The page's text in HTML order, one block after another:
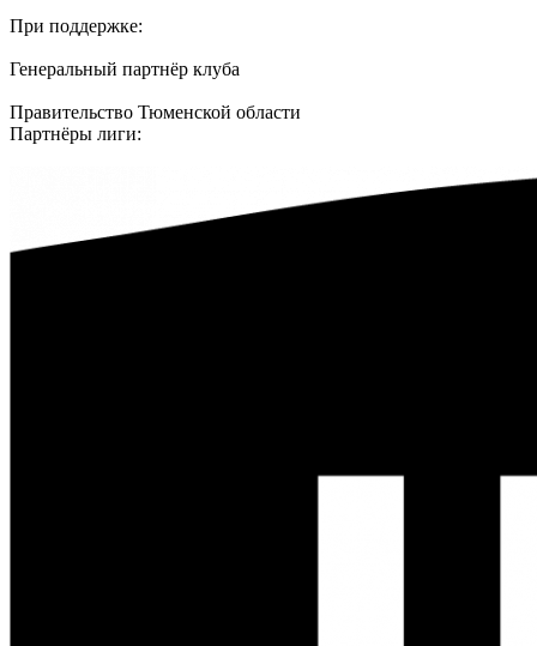
При поддержке:
Генеральный партнёр клуба
Правительство Тюменской области
Партнёры лиги: